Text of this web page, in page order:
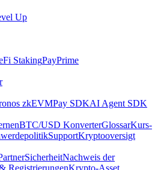
Up
StakingPayPrime
zkEVMPay SDKAI Agent SDK
BTC/USD KonverterGlossarKurs-
SupportKryptooversigt
SicherheitNachweis der
RegistrierungenKrypto-Asset